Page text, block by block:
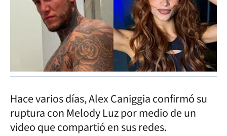
Hace varios días, Alex Caniggia confirmó su
ruptura con Melody Luz por medio de un
video que compartió en sus redes.